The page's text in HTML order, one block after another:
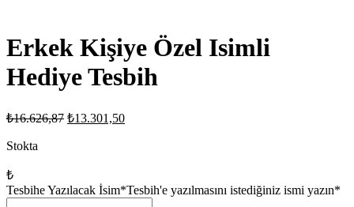
Erkek Kişiye Özel Isimli
Hediye Tesbih
₺16.626,87 Orijinal
₺13.301,50Şu
Stokta
₺
Tesbihe Yazılacak İsim*Tesbih'e yazılmasını istediğiniz ismi yazın*